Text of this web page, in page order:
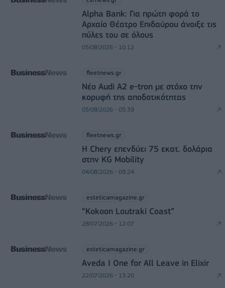
Alpha Bank: Για πρώτη φορά το
Αρχαίο Θέατρο Επιδαύρου άνοιξε τις
πύλες του σε όλους
05/08/2026 - 10:12
fleetnews.gr
Νέο Audi A2 e-tron με στόχο την
κορυφή της αποδοτικότητας
05/08/2026 - 05:39
fleetnews.gr
Η Chery επενδύει 75 εκατ. δολάρια
στην KG Mobility
04/08/2026 - 09:24
esteticamagazine.gr
“Kokoon Loutraki Coast”
28/07/2026 - 12:07
esteticamagazine.gr
Aveda I One for All Leave in Elixir
22/07/2026 - 13:20